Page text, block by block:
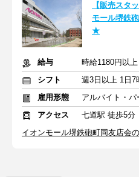
【販売スタ
モール堺鉄
★
給与
時給1180円以
シフト
週3日以上 1日7
雇用形態
アルバイト・パ
アクセス
七道駅 徒歩5分
イオンモール堺鉄砲町同友店会